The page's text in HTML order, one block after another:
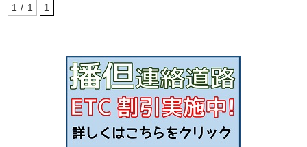
1 / 1 1